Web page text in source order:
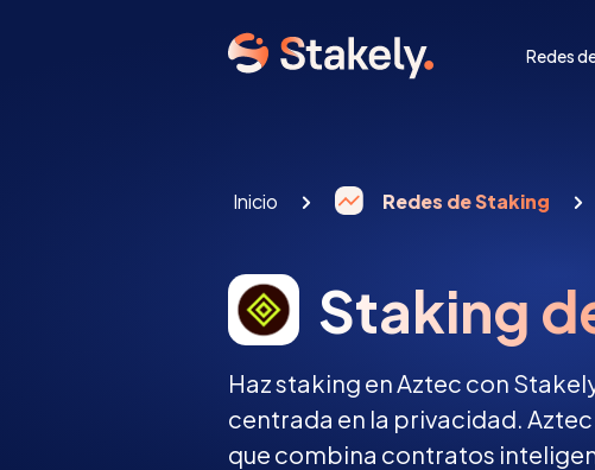
Redes
Inicio Redes de Staking
Staking
Haz staking en Aztec con
centrada en la privacidad.
que combina contratos